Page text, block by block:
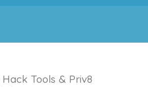
Tools & Priv8